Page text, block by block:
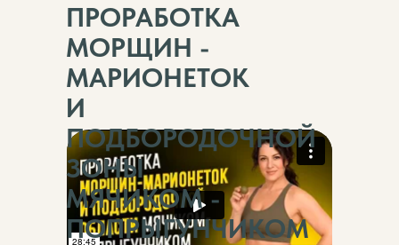
ПРОРАБОТКА
МОРЩИН -
МАРИОНЕТОК
И
ПОДБОРОДОЧНОЙ
ЗОНЫ
МЯЧИКОМ -
ПОПРЫГУНЧИКОМ